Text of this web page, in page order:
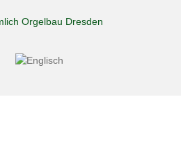
Orgelbau Dresden